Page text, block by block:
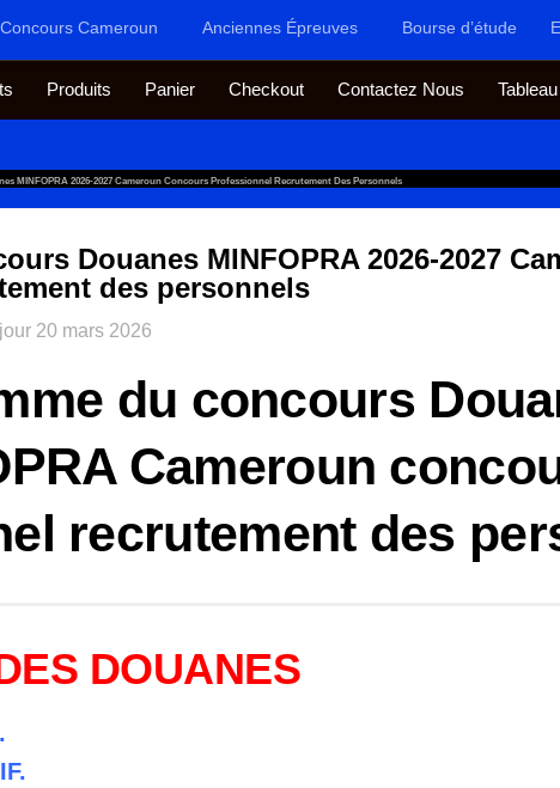
Concours Cameroun Anciennes Épreuves Bourse d’étude
Produits Panier Checkout Contactez Nous
MINFOPRA 2026-2027 Cameroun Concours Professionnel Recrutement Des Personnels
Douanes MINFOPRA 2026-2027
des personnels
20 mars 2026
du concours
Cameroun
recrutement des
DOUANES